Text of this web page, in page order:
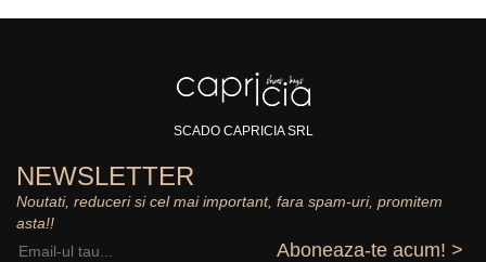
SCADO CAPRICIA SRL
NEWSLETTER
Noutati, reduceri si cel mai important, fara spam-uri, promitem
asta!!
Aboneaza-te acum! >